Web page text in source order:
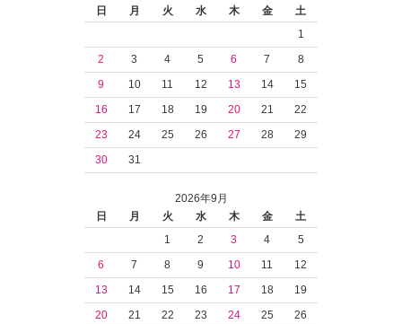
日
月 火 水 木 金
土
1
2
3 4 5 6 7
8
9
10 11 12 13 14
15
16
17 18 19 20 21
22
23
24 25 26 27 28
29
30
31
2026年9月
日
月 火 水 木 金
土
1
2 3 4
5
6
7 8 9 10 11
12
13
14 15 16 17 18
19
20
21 22 23 24 25
26